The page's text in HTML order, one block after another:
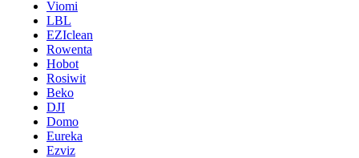
Viomi
LBL
EZIclean
Rowenta
Hobot
Rosiwit
Beko
DJI
Domo
Eureka
Ezviz